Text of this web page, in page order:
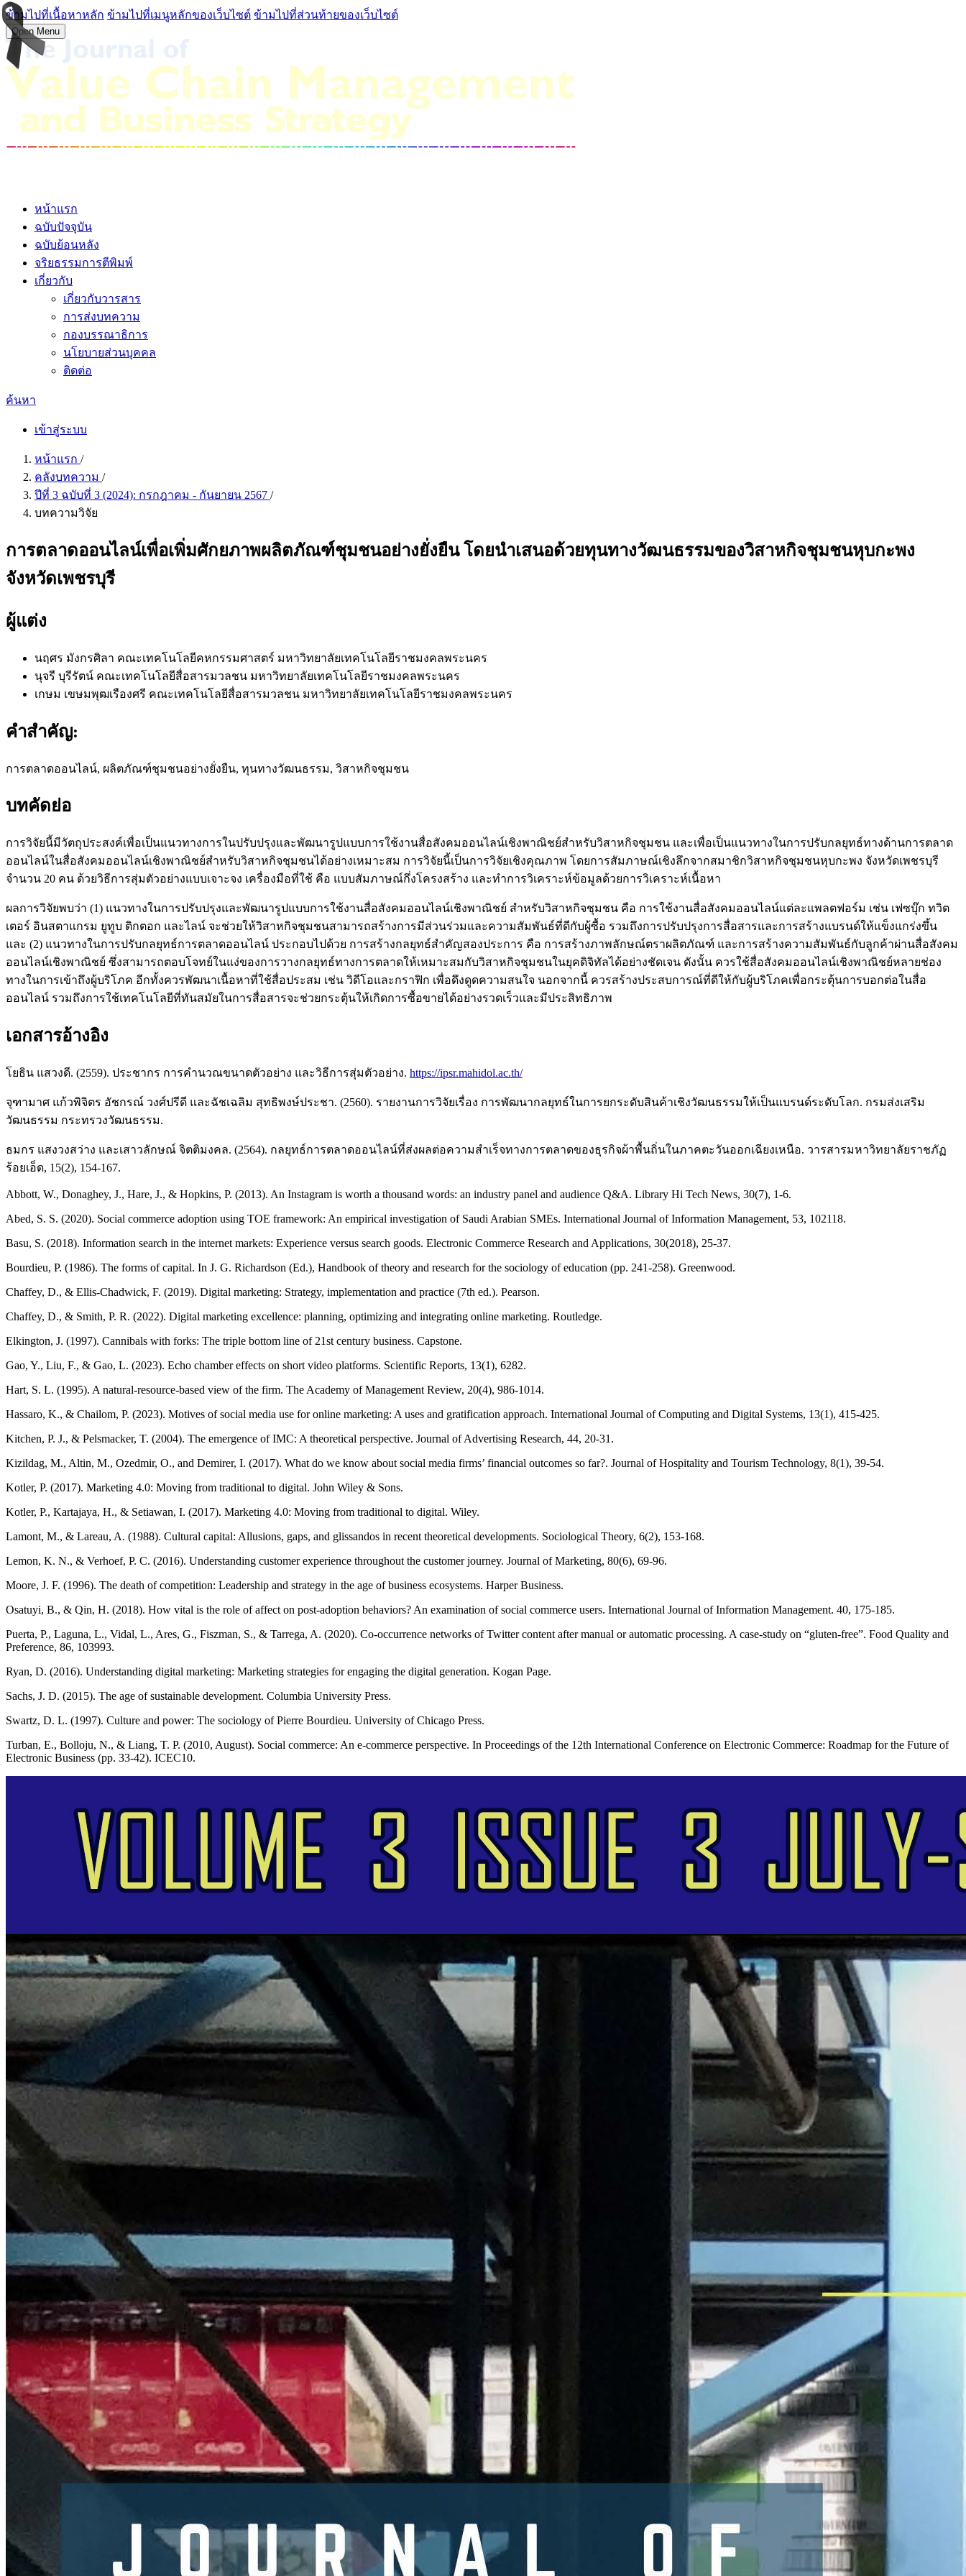
ข้ามไปที่เนื้อหาหลัก ข้ามไปที่เมนูหลักของเว็บไซต์ ข้ามไปที่ส่วนท้ายของเว็บไซต์
Open Menu
หน้าแรก
ฉบับปัจจุบัน
ฉบับย้อนหลัง
จริยธรรมการตีพิมพ์
เกี่ยวกับ
เกี่ยวกับวารสาร
การส่งบทความ
กองบรรณาธิการ
นโยบายส่วนบุคคล
ติดต่อ
ค้นหา
เข้าสู่ระบบ
หน้าแรก /
คลังบทความ /
ปีที่ 3 ฉบับที่ 3 (2024): กรกฎาคม - กันยายน 2567 /
บทความวิจัย
การตลาดออนไลน์เพื่อเพิ่มศักยภาพผลิตภัณฑ์ชุมชนอย่างยั่งยืน โดยนำเสนอด้วยทุนทางวัฒนธรรมของวิสาหกิจชุมชนหุบกะพง
จังหวัดเพชรบุรี
ผู้แต่ง
นฤศร มังกรศิลา คณะเทคโนโลยีคหกรรมศาสตร์ มหาวิทยาลัยเทคโนโลยีราชมงคลพระนคร
นุจรี บุรีรัตน์ คณะเทคโนโลยีสื่อสารมวลชน มหาวิทยาลัยเทคโนโลยีราชมงคลพระนคร
เกษม เขษมพุฒเรืองศรี คณะเทคโนโลยีสื่อสารมวลชน มหาวิทยาลัยเทคโนโลยีราชมงคลพระนคร
คำสำคัญ:
การตลาดออนไลน์, ผลิตภัณฑ์ชุมชนอย่างยั่งยืน, ทุนทางวัฒนธรรม, วิสาหกิจชุมชน
บทคัดย่อ
การวิจัยนี้มีวัตถุประสงค์เพื่อเป็นแนวทางการในปรับปรุงและพัฒนารูปแบบการใช้งานสื่อสังคมออนไลน์เชิงพาณิชย์สำหรับวิสาหกิจชุมชน และเพื่อเป็นแนวทางในการปรับกลยุทธ์ทางด้านการตลาด
ออนไลน์ในสื่อสังคมออนไลน์เชิงพาณิชย์สำหรับวิสาหกิจชุมชนได้อย่างเหมาะสม การวิจัยนี้เป็นการวิจัยเชิงคุณภาพ โดยการสัมภาษณ์เชิงลึกจากสมาชิกวิสาหกิจชุมชนหุบกะพง จังหวัดเพชรบุรี
จำนวน 20 คน ด้วยวิธีการสุ่มตัวอย่างแบบเจาะจง เครื่องมือที่ใช้ คือ แบบสัมภาษณ์กึ่งโครงสร้าง และทำการวิเคราะห์ข้อมูลด้วยการวิเคราะห์เนื้อหา
ผลการวิจัยพบว่า (1) แนวทางในการปรับปรุงและพัฒนารูปแบบการใช้งานสื่อสังคมออนไลน์เชิงพาณิชย์ สำหรับวิสาหกิจชุมชน คือ การใช้งานสื่อสังคมออนไลน์แต่ละแพลตฟอร์ม เช่น เฟซบุ๊ก ทวิต
เตอร์ อินสตาแกรม ยูทูบ ติกตอก และไลน์ จะช่วยให้วิสาหกิจชุมชนสามารถสร้างการมีส่วนร่วมและความสัมพันธ์ที่ดีกับผู้ซื้อ รวมถึงการปรับปรุงการสื่อสารและการสร้างแบรนด์ให้แข็งแกร่งขึ้น
และ (2) แนวทางในการปรับกลยุทธ์การตลาดออนไลน์ ประกอบไปด้วย การสร้างกลยุทธ์สำคัญสองประการ คือ การสร้างภาพลักษณ์ตราผลิตภัณฑ์ และการสร้างความสัมพันธ์กับลูกค้าผ่านสื่อสังคม
ออนไลน์เชิงพาณิชย์ ซึ่งสามารถตอบโจทย์ในแง่ของการวางกลยุทธ์ทางการตลาดให้เหมาะสมกับวิสาหกิจชุมชนในยุคดิจิทัลได้อย่างชัดเจน ดังนั้น ควรใช้สื่อสังคมออนไลน์เชิงพาณิชย์หลายช่อง
ทางในการเข้าถึงผู้บริโภค อีกทั้งควรพัฒนาเนื้อหาที่ใช้สื่อประสม เช่น วิดีโอและกราฟิก เพื่อดึงดูดความสนใจ นอกจากนี้ ควรสร้างประสบการณ์ที่ดีให้กับผู้บริโภคเพื่อกระตุ้นการบอกต่อในสื่อ
ออนไลน์ รวมถึงการใช้เทคโนโลยีที่ทันสมัยในการสื่อสารจะช่วยกระตุ้นให้เกิดการซื้อขายได้อย่างรวดเร็วและมีประสิทธิภาพ
เอกสารอ้างอิง
โยธิน แสวงดี. (2559). ประชากร การคำนวณขนาดตัวอย่าง และวิธีการสุ่มตัวอย่าง. https://ipsr.mahidol.ac.th/
จุฑามาศ แก้วพิจิตร อัชกรณ์ วงศ์ปรีดี และฉัชเฉลิม สุทธิพงษ์ประชา. (2560). รายงานการวิจัยเรื่อง การพัฒนากลยุทธ์ในการยกระดับสินค้าเชิงวัฒนธรรมให้เป็นแบรนด์ระดับโลก. กรมส่งเสริม
วัฒนธรรม กระทรวงวัฒนธรรม.
ธมกร แสงวงสว่าง และเสาวลักษณ์ จิตติมงคล. (2564). กลยุทธ์การตลาดออนไลน์ที่ส่งผลต่อความสำเร็จทางการตลาดของธุรกิจผ้าพื้นถิ่นในภาคตะวันออกเฉียงเหนือ. วารสารมหาวิทยาลัยราชภัฏ
ร้อยเอ็ด, 15(2), 154-167.
Abbott, W., Donaghey, J., Hare, J., & Hopkins, P. (2013). An Instagram is worth a thousand words: an industry panel and audience Q&A. Library Hi Tech News, 30(7), 1-6.
Abed, S. S. (2020). Social commerce adoption using TOE framework: An empirical investigation of Saudi Arabian SMEs. International Journal of Information Management, 53, 102118.
Basu, S. (2018). Information search in the internet markets: Experience versus search goods. Electronic Commerce Research and Applications, 30(2018), 25-37.
Bourdieu, P. (1986). The forms of capital. In J. G. Richardson (Ed.), Handbook of theory and research for the sociology of education (pp. 241-258). Greenwood.
Chaffey, D., & Ellis-Chadwick, F. (2019). Digital marketing: Strategy, implementation and practice (7th ed.). Pearson.
Chaffey, D., & Smith, P. R. (2022). Digital marketing excellence: planning, optimizing and integrating online marketing. Routledge.
Elkington, J. (1997). Cannibals with forks: The triple bottom line of 21st century business. Capstone.
Gao, Y., Liu, F., & Gao, L. (2023). Echo chamber effects on short video platforms. Scientific Reports, 13(1), 6282.
Hart, S. L. (1995). A natural-resource-based view of the firm. The Academy of Management Review, 20(4), 986-1014.
Hassaro, K., & Chailom, P. (2023). Motives of social media use for online marketing: A uses and gratification approach. International Journal of Computing and Digital Systems, 13(1), 415-425.
Kitchen, P. J., & Pelsmacker, T. (2004). The emergence of IMC: A theoretical perspective. Journal of Advertising Research, 44, 20-31.
Kizildag, M., Altin, M., Ozedmir, O., and Demirer, I. (2017). What do we know about social media firms’ financial outcomes so far?. Journal of Hospitality and Tourism Technology, 8(1), 39-54.
Kotler, P. (2017). Marketing 4.0: Moving from traditional to digital. John Wiley & Sons.
Kotler, P., Kartajaya, H., & Setiawan, I. (2017). Marketing 4.0: Moving from traditional to digital. Wiley.
Lamont, M., & Lareau, A. (1988). Cultural capital: Allusions, gaps, and glissandos in recent theoretical developments. Sociological Theory, 6(2), 153-168.
Lemon, K. N., & Verhoef, P. C. (2016). Understanding customer experience throughout the customer journey. Journal of Marketing, 80(6), 69-96.
Moore, J. F. (1996). The death of competition: Leadership and strategy in the age of business ecosystems. Harper Business.
Osatuyi, B., & Qin, H. (2018). How vital is the role of affect on post-adoption behaviors? An examination of social commerce users. International Journal of Information Management. 40, 175-185.
Puerta, P., Laguna, L., Vidal, L., Ares, G., Fiszman, S., & Tarrega, A. (2020). Co-occurrence networks of Twitter content after manual or automatic processing. A case-study on “gluten-free”. Food Quality and
Preference, 86, 103993.
Ryan, D. (2016). Understanding digital marketing: Marketing strategies for engaging the digital generation. Kogan Page.
Sachs, J. D. (2015). The age of sustainable development. Columbia University Press.
Swartz, D. L. (1997). Culture and power: The sociology of Pierre Bourdieu. University of Chicago Press.
Turban, E., Bolloju, N., & Liang, T. P. (2010, August). Social commerce: An e-commerce perspective. In Proceedings of the 12th International Conference on Electronic Commerce: Roadmap for the Future of
Electronic Business (pp. 33-42). ICEC10.